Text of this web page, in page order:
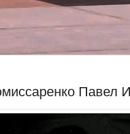
Павел